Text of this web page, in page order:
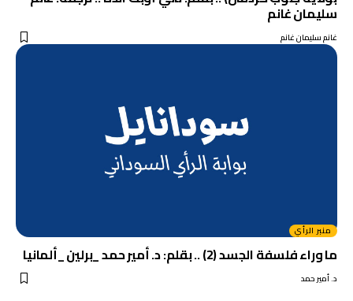
سليمان غانم
غانم سليمان غانم
منبر الرأي
ما وراء فلسفة الجسد (2) .. بقلم: د. أمير حمد _برلين _ألمانيا
د. أمير حمد